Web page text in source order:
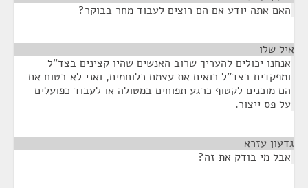
האם אתה יודע אם הם רוצים לעבוד מחר בבוקר?
איל שלו
אנחנו יכולים להעריך שרוב האנשים שהיו קצינים בצד"ל
ומפקדים בצד"ל רואים את עצמם כלוחמים, ואני לא בטוח אם
הם מוכנים לקטוף כרגע תפוחים במטולה או לעבוד כפועלים
על פס ייצור.
גדעון עזרא
אבל מי בודק את זה?